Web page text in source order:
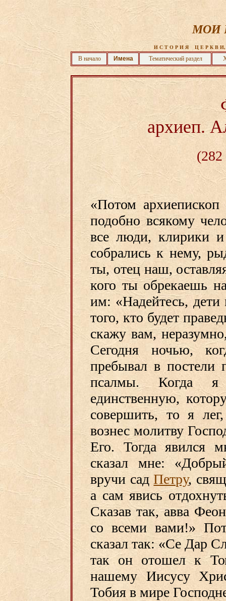
МОИ
И С Т О Р И Я    Ц Е Р К В
В начало Имена Тематический раздел
архиеп.
(282
«Потом
подобно всякому
все люди, клирики и
собрались к нему,
ты, отец наш,
кого ты обрекаешь
им: «Надейтесь,
того, кто будет
скажу вам,
Сегодня ночью,
пребывал в постели
псалмы. Когда
единственную,
совершить, то я
вознес молитву
Его. Тогда явился
сказал мне:
вручи садПетру,
а сам явись
Сказав так, авва
со всеми вами!»
сказал так: «Се Дар
так он отошел к
нашему Иисусу
Тобия в мире